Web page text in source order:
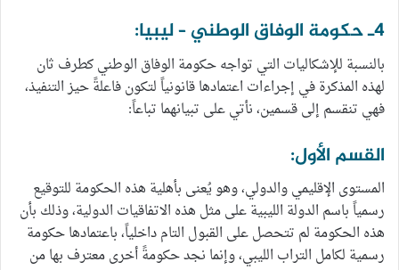
4ـ حكومة الوفاق الوطني – ليبيا:
بالنسبة للإشكاليات التي تواجه حكومة الوفاق الوطني كطرف ثان
لهذه المذكرة في إجراءات اعتمادها قانونياً لتكون فاعلةً حيز التنفيذ،
فهي تنقسم إلى قسمين، نأتي على تبيانهما تباعاً:
القسم الأول:
المستوى الإقليمي والدولي، وهو يُعنى بأهلية هذه الحكومة للتوقيع
رسمياً باسم الدولة الليبية على مثل هذه الاتفاقيات الدولية، وذلك بأن
هذه الحكومة لم تتحصل على القبول التام داخلياً، باعتمادها حكومة
رسمية لكامل التراب الليبي، وإنما نجد حكومةً أخرى معترف بها من